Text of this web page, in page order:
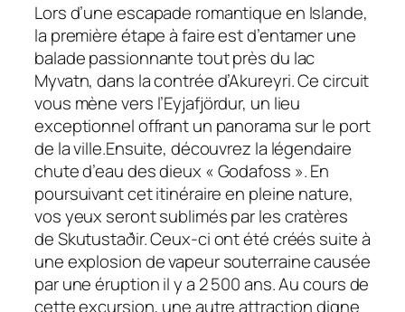
Lors d’une escapade romantique en Islande,
la première étape à faire est d’entamer une
balade passionnante tout près du lac
Myvatn, dans la contrée d’Akureyri. Ce circuit
vous mène vers l’Eyjafjördur, un lieu
exceptionnel offrant un panorama sur le port
de la ville.Ensuite, découvrez la légendaire
chute d’eau des dieux « Godafoss ». En
poursuivant cet itinéraire en pleine nature,
vos yeux seront sublimés par les cratères
de Skutustaðir. Ceux-ci ont été créés suite à
une explosion de vapeur souterraine causée
par une éruption il y a 2 500 ans. Au cours de
cette excursion, une autre attraction digne